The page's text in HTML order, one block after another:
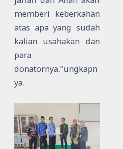
memberi keberkahan
atas apa yang sudah
kalian usahakan dan
para
donatornya."ungkapn
ya.